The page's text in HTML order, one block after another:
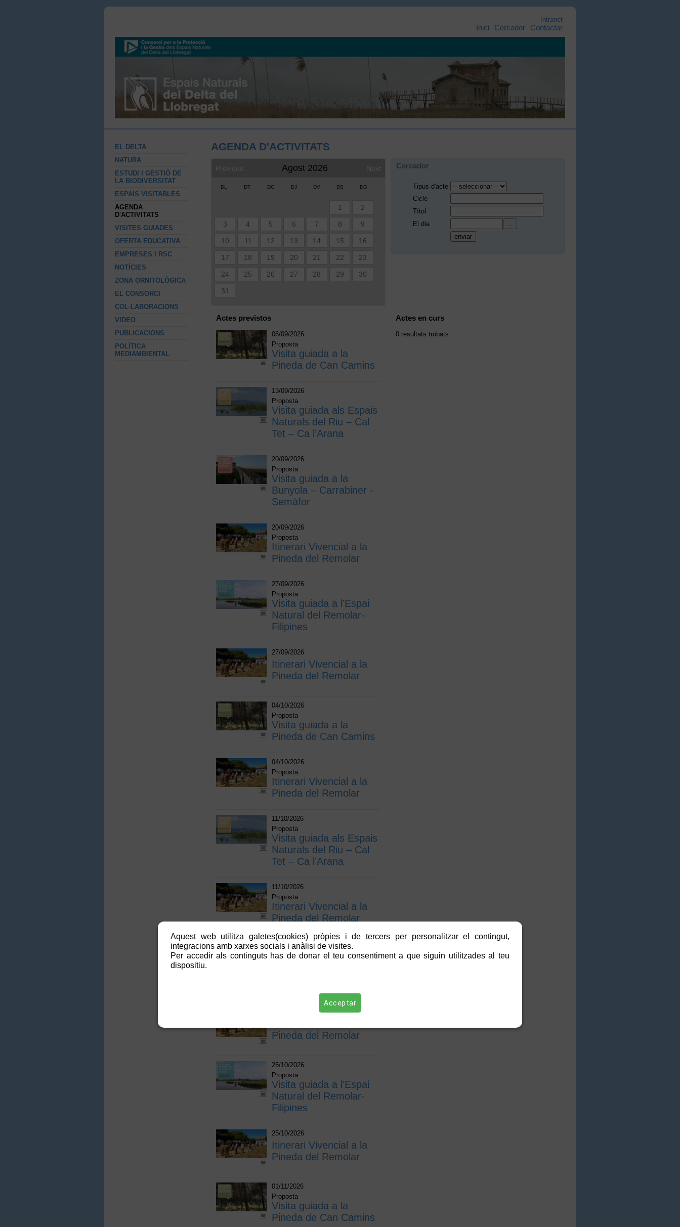
Intranet
Inici Cercador Contactar
EL DELTA
NATURA
ESTUDI I GESTIÓ DE
LA BIODIVERSITAT
ESPAIS VISITABLES
AGENDA
D'ACTIVITATS
VISITES GUIADES
OFERTA EDUCATIVA
EMPRESES I RSC
NOTÍCIES
ZONA ORNITOLÒGICA
EL CONSORCI
COL·LABORACIONS
VIDEO
PUBLICACIONS
POLÍTICA
MEDIAMBIENTAL
AGENDA D'ACTIVITATS
Previous Next
Agost 2026
DL DT DC DJ DV DS DG
1 2
3 4 5 6 7 8 9
10 11 12 13 14 15 16
17 18 19 20 21 22 23
24 25 26 27 28 29 30
31
Cercador
Tipus d'acte
Cicle
Títol
El dia
...
Actes previstos
06/09/2026
Proposta
Visita guiada a la
Pineda de Can Camins
13/09/2026
Proposta
Visita guiada als Espais
Naturals del Riu – Cal
Tet – Ca l’Arana
20/09/2026
Proposta
Visita guiada a la
Bunyola – Carrabiner -
Semàfor
20/09/2026
Proposta
Itinerari Vivencial a la
Pineda del Remolar
27/09/2026
Proposta
Visita guiada a l’Espai
Natural del Remolar-
Filipines
27/09/2026
Itinerari Vivencial a la
Pineda del Remolar
04/10/2026
Proposta
Visita guiada a la
Pineda de Can Camins
04/10/2026
Proposta
Itinerari Vivencial a la
Pineda del Remolar
11/10/2026
Proposta
Visita guiada als Espais
Naturals del Riu – Cal
Tet – Ca l’Arana
11/10/2026
Proposta
Itinerari Vivencial a la
Pineda del Remolar
18/10/2026
Proposta
Pineda del Remolar
25/10/2026
Proposta
Visita guiada a l’Espai
Natural del Remolar-
Filipines
25/10/2026
Itinerari Vivencial a la
Pineda del Remolar
01/11/2026
Proposta
Visita guiada a la
Pineda de Can Camins
Actes en curs
0 resultats trobats
Aquest web utilitza galetes(cookies) pròpies i de tercers per personalitzar el contingut,
integracions amb xarxes socials i anàlisi de visites.
Per accedir als continguts has de donar el teu consentiment a que siguin utilitzades al teu
dispositiu.
Acceptar